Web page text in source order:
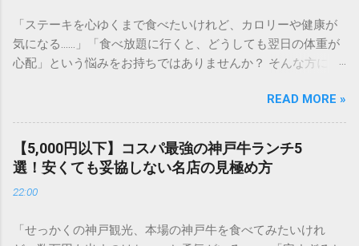
気の秘密は、単に「早い」だけではありません。 本格的な
「厚切り」へのこだわり ステーキの美味しさは、カットの厚
みで決まると言っても過言ではありません。薄いお肉では味
ア」の旨みを堪能できるのが最大の魅力です。 オーダーカッ
トで自由自在 自分の体調やお腹の空き具合に合わせて、1g単
位（※一部メニューを除く）でお肉の量を指定できるシステ
ムは、まさに合理的。食べ盛りの方はもちろん、少量を贅沢
スタイル（現在は椅子席も豊富です）という回転率の高さで
コストを抑え、リーズナブルに提供しています。 2. 迷ったら
「ステーキを心ゆくまで食べたいけれど、カロリーや健康が
気になる……」「食べ放題に行くと、どうしても翌日の体重が
心配」という悩みをお持ちではありませんか？ そんな方にこ
最高品質のグリル料理と、国内屈指の充実度を誇る「プレミ
アムサラダバー」が共存する場所。実は、食べる順番や選び
方を工夫する「ベジタブル・ファースト（野菜先食い）」を
徹底するだけで、ステーキ食べ放題を驚くほどヘルシーに、
そして罪悪感ゼロで楽しむことができるのです。 今回は、ダ
イエット中や健康志向の方でも安心して「肉活」を満喫でき
ズラーは「太りにくい食べ放題」なのか？ 一般的なステーキ
READ MORE »
【5,000円以下】コスパ最強の神戸牛ランチ5
選！安くても妥協しない名店の見極め方
22:00
「せっかくの神戸観光、本場の神戸牛を食べてみたいけれ